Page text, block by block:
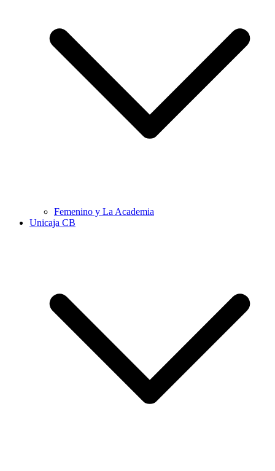
Femenino y La Academia
Unicaja CB